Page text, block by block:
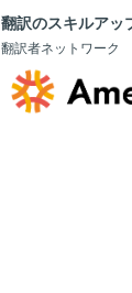
翻訳のスキルアッ
翻訳者ネットワーク